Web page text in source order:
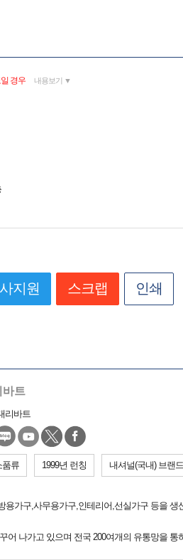
경우 내용보기 ▼
지원 스크랩 인쇄
바트
리바트
품류 1999년 런칭 내셔널(국내) 브랜드
가구,사무용가구,인테리어,선실가구 등을
어 나가고 있으며 전국 200여개의 유통망을